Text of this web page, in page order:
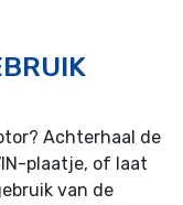
Achterhaal de
plaatje, of laat
van de